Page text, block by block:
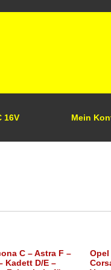
16V Mein
C – Astra F –
Kadett D/E –
Opel